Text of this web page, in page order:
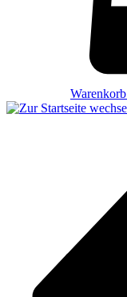
Warenkorb